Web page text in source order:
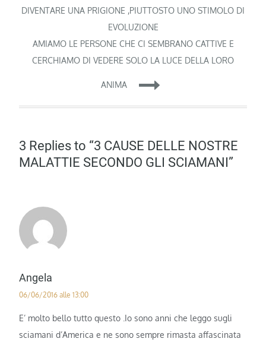
articoli
DIVENTARE UNA PRIGIONE ,PIUTTOSTO UNO STIMOLO DI
EVOLUZIONE
AMIAMO LE PERSONE CHE CI SEMBRANO CATTIVE E
CERCHIAMO DI VEDERE SOLO LA LUCE DELLA LORO
ANIMA
3 Replies to “3 CAUSE DELLE NOSTRE
MALATTIE SECONDO GLI SCIAMANI”
Angela
06/06/2016 alle 13:00
E’ molto bello tutto questo .Io sono anni che leggo sugli
sciamani d’America e ne sono sempre rimasta affascinata